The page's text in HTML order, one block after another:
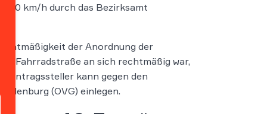
10 km/h durch das Bezirksamt
der Anordnung der
Fahrradstraße an sich rechtmäßig war,
Antragssteller kann gegen den
(OVG) einlegen.